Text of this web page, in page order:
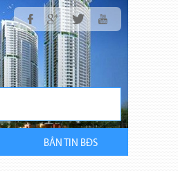
BẢN TIN BĐS